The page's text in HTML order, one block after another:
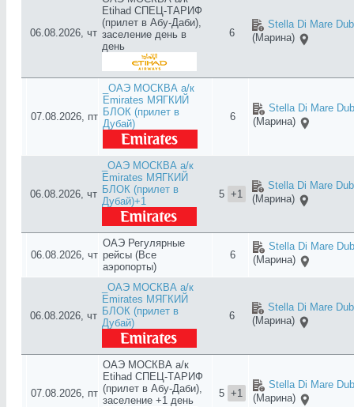
06.08.2026, чт
Etihad СПЕЦ-ТАРИФ
(прилет в Абу-Даби),
заселение день в
день
6
Stella Di Mare
(Марина)
07.08.2026, пт
_ОАЭ МОСКВА а/к
Emirates МЯГКИЙ
БЛОК (прилет в
Дубай)
6
Stella Di Mare
(Марина)
06.08.2026, чт
_ОАЭ МОСКВА а/к
Emirates МЯГКИЙ
БЛОК (прилет в
Дубай)+1
5 +1
Stella Di Mare
(Марина)
06.08.2026, чт
ОАЭ Регулярные
рейсы (Все
аэропорты)
6
Stella Di Mare
(Марина)
06.08.2026, чт
_ОАЭ МОСКВА а/к
Emirates МЯГКИЙ
БЛОК (прилет в
Дубай)
6
Stella Di Mare
(Марина)
07.08.2026, пт
ОАЭ МОСКВА а/к
Etihad СПЕЦ-ТАРИФ
(прилет в Абу-Даби),
заселение +1 день
5 +1
Stella Di Mare
(Марина)